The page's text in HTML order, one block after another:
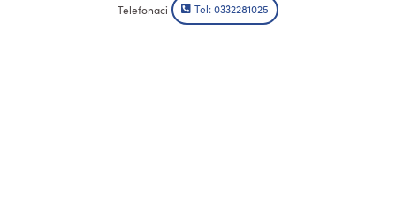
Telefonaci Tel: 0332281025